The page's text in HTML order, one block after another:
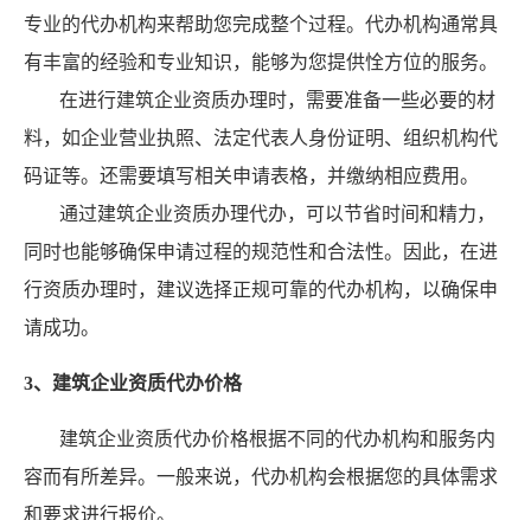
专业的代办机构来帮助您完成整个过程。代办机构通常具
有丰富的经验和专业知识，能够为您提供恮方位的服务。
在进行建筑企业资质办理时，需要准备一些必要的材
料，如企业营业执照、法定代表人身份证明、组织机构代
码证等。还需要填写相关申请表格，并缴纳相应费用。
通过建筑企业资质办理代办，可以节省时间和精力，
同时也能够确保申请过程的规范性和合法性。因此，在进
行资质办理时，建议选择正规可靠的代办机构，以确保申
请成功。
3、建筑企业资质代办价格
建筑企业资质代办价格根据不同的代办机构和服务内
容而有所差异。一般来说，代办机构会根据您的具体需求
和要求进行报价。